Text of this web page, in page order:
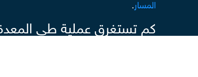
المسار.
كم تستغرق عملية طي